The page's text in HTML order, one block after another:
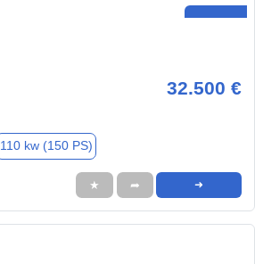
32.500 €
110 kw (150 PS)
★ ➦ ➜